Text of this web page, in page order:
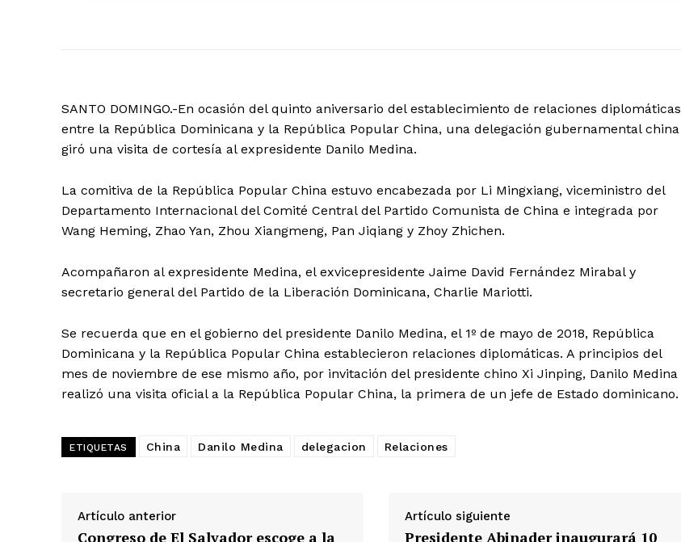
SANTO DOMINGO.-En ocasión del quinto aniversario del establecimiento de relaciones diplomáticas
entre la República Dominicana y la República Popular China, una delegación gubernamental china
giró una visita de cortesía al expresidente Danilo Medina.
La comitiva de la República Popular China estuvo encabezada por Li Mingxiang, viceministro del
Departamento Internacional del Comité Central del Partido Comunista de China e integrada por
Wang Heming, Zhao Yan, Zhou Xiangmeng, Pan Jiqiang y Zhoy Zhichen.
Acompañaron al expresidente Medina, el exvicepresidente Jaime David Fernández Mirabal y
secretario general del Partido de la Liberación Dominicana, Charlie Mariotti.
Se recuerda que en el gobierno del presidente Danilo Medina, el 1º de mayo de 2018, República
Dominicana y la República Popular China establecieron relaciones diplomáticas. A principios del
mes de noviembre de ese mismo año, por invitación del presidente chino Xi Jinping, Danilo Medina
realizó una visita oficial a la República Popular China, la primera de un jefe de Estado dominicano.
ETIQUETAS China Danilo Medina delegacion Relaciones
Artículo anterior
Congreso de El Salvador escoge a la
Artículo siguiente
Presidente Abinader inaugurará 10